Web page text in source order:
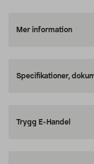
Mer information
Specifikationer,
Trygg E-Handel